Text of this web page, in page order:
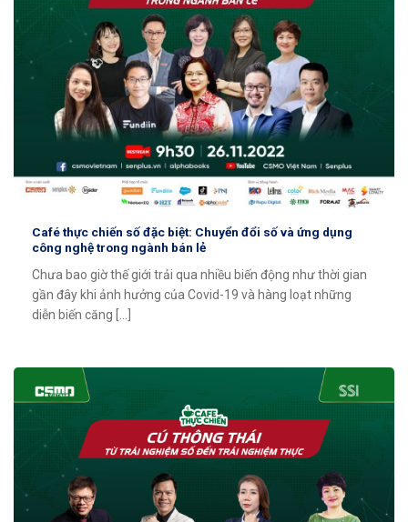
Café thực chiến số đặc biệt: Chuyển đổi số và ứng dụng
công nghệ trong ngành bán lẻ
Chưa bao giờ thế giới trải qua nhiều biến động như thời gian
gần đây khi ảnh hưởng của Covid-19 và hàng loạt những
diễn biến căng [...]